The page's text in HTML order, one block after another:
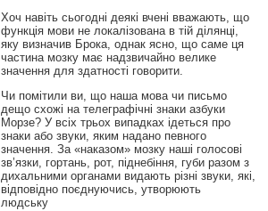
Хоч навіть сьогодні деякі вчені вважають, що
функція мови не локалізована в тій ділянці,
яку визначив Брока, однак ясно, що саме ця
частина мозку має надзвичайно велике
значення для здатності говорити.
Чи помітили ви, що наша мова чи письмо
дещо схожі на телеграфічні знаки азбуки
Морзе? У всіх трьох випадках ідеться про
знаки або звуки, яким надано певного
значення. За «наказом» мозку наші голосові
зв’язки, гортань, рот, піднебіння, губи разом з
дихальними органами видають різні звуки, які,
відповідно поєднуючись, утворюють
людську